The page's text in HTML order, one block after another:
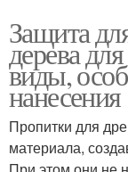
Защита
дерева
виды,
нанесения
Пропитки для
материала,